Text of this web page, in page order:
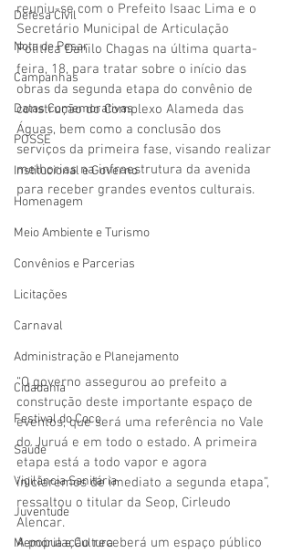
Defesa Civil
Nota de Pesar
Campanhas
Datas Comemorativas
POSSE
Institucional e Governo
Homenagem
Meio Ambiente e Turismo
Convênios e Parcerias
Licitações
Carnaval
Administração e Planejamento
Cidadania
Festival do Coco
Saúde
Vigilãncia Sanitária
Juventude
Memória e Cultura
reuniu-se com o Prefeito Isaac Lima e o
Secretário Municipal de Articulação
Politica Danilo Chagas na última quarta-
feira, 18, para tratar sobre o início das
obras da segunda etapa do convênio de
construção do Complexo Alameda das
Águas, bem como a conclusão dos
serviços da primeira fase, visando realizar
melhorias na infraestrutura da avenida
para receber grandes eventos culturais.
“O governo assegurou ao prefeito a
construção deste importante espaço de
eventos, que será uma referência no Vale
do Juruá e em todo o estado. A primeira
etapa está a todo vapor e agora
iniciaremos de imediato a segunda etapa”,
ressaltou o titular da Seop, Cirleudo
Alencar.
A população receberá um espaço público